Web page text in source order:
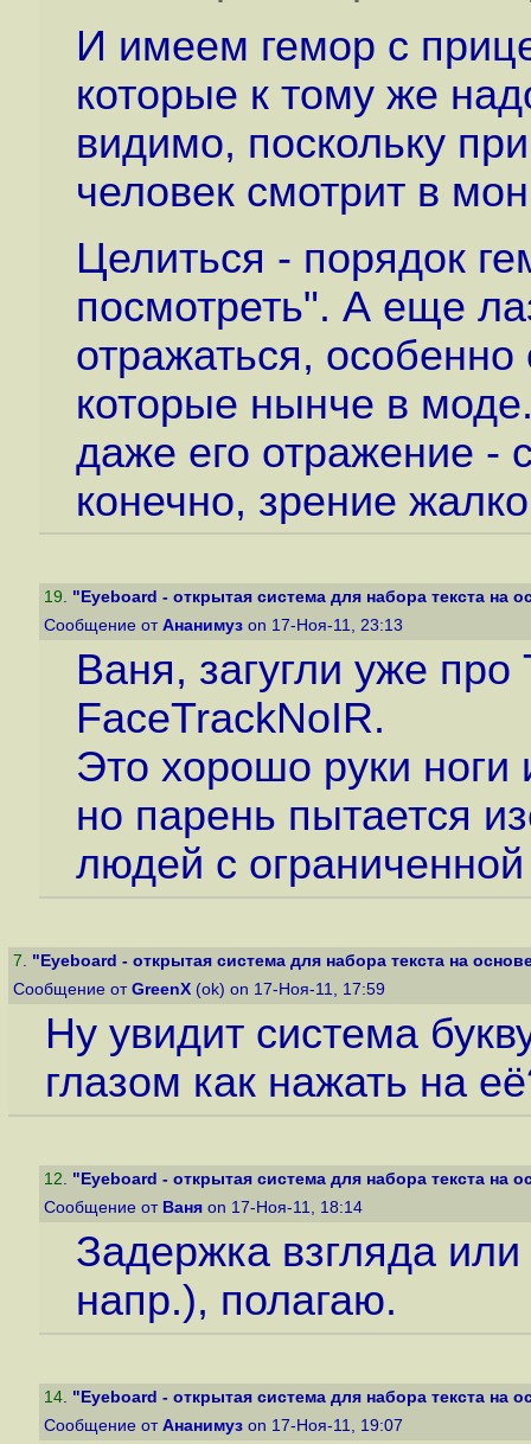
И имеем гемор с
которые к тому же
видимо, поскольку
человек смотрит в
Целиться - порядок
посмотреть". А еще
отражаться,
которые нынче в
даже его отражение -
конечно, зрение
19. "Eyeboard - открытая система для набора текста на
Сообщение от Ананимуз on 17-Ноя-11, 23:13
Ваня, загугли уже
FaceTrackNoIR.
Это хорошо руки ноги
но парень пытается
людей с
7. "Eyeboard - открытая система для набора текста на
Сообщение от GreenX (ok) on 17-Ноя-11, 17:59
Ну увидит система
глазом как нажать на
12. "Eyeboard - открытая система для набора текста на
Сообщение от Ваня on 17-Ноя-11, 18:14
Задержка взгляда
напр.), полагаю.
14. "Eyeboard - открытая система для набора текста на
Сообщение от Ананимуз on 17-Ноя-11, 19:07